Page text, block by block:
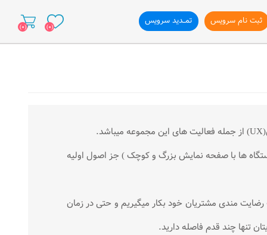
(0)
(0)
ثبت نام سرویس تمــدید سرویس
ها با صفحه نمایش بزرگ و کوچک ) جز اصول اولیه
رضایت مندی مشتریان خود بکار میگیریم و حتی در زمان
تنها چند قدم فاصله دارید.